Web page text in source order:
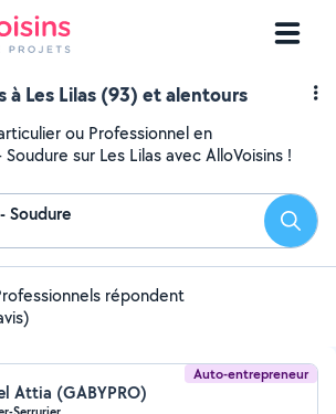
à Les Lilas (93) et alentours
ou Professionnel en
sur Les Lilas avec AlloVoisins !
Soudure
répondent
Auto-entrepreneur
Attia (GABYPRO)